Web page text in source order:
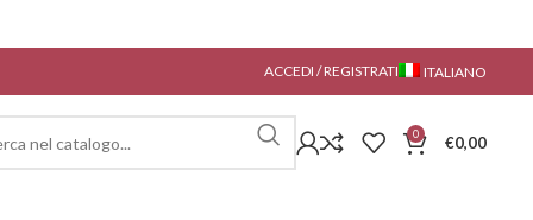
ACCEDI / REGISTRATI ITALIANO
0 €0,00